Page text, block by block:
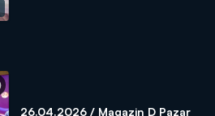
26.04.2026 / Magazin D Pazar